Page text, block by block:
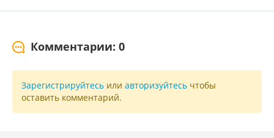
Комментарии: 0
Зарегистрируйтесь или авторизуйтесь чтобы
оставить комментарий.